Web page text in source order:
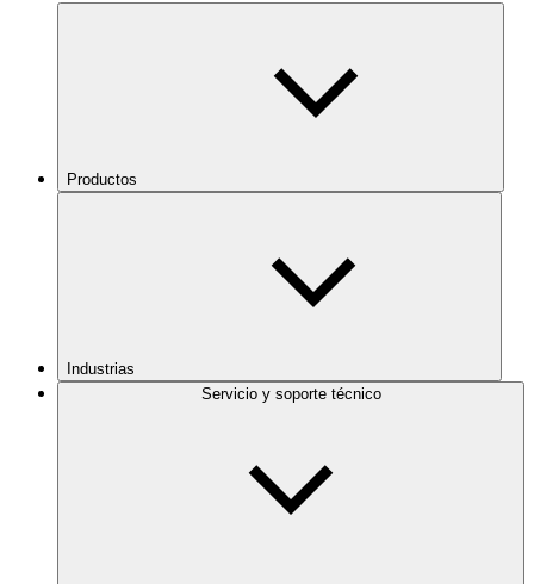
Productos
Industrias
Servicio y soporte técnico